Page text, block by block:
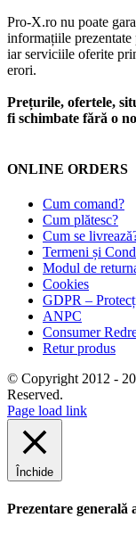
Pro-X.ro nu poate
informațiile prezentate
iar serviciile oferite
erori.
Prețurile, ofertele,
fi schimbate fără o
ONLINE ORDERS
Cum comand?
Cum plătesc?
Cum se
Termeni și
Modul de
Cookies
GDPR –
ANPC
Consumer
Retur produs
© Copyright 2012 -
Reserved.
Page load link
Închide
Prezentare generală